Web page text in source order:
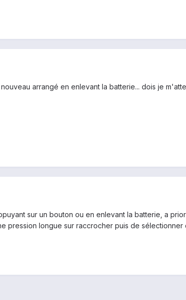
arrangé en enlevant la batterie... dois je
sur un bouton ou en enlevant la batterie, a
pression longue sur raccrocher puis de